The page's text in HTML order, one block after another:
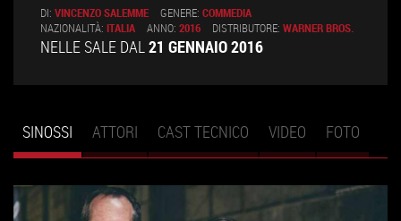
DI: VINCENZO SALEMME GENERE: COMMEDIA
NAZIONALITÀ: ITALIA ANNO: 2016 DISTRIBUTORE: WARNER BROS.
NELLE SALE DAL21 GENNAIO 2016
Schede primarie
SINOSSI (SCHEDA
ATTIVA)
ATTORI CAST TECNICO VIDEO FOTO